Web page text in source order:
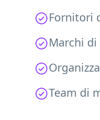
Fornitori
Marchi
Team di